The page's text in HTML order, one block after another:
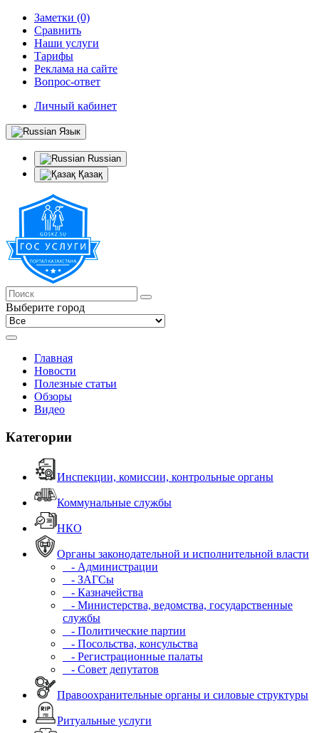
Заметки (0)
Сравнить
Наши услуги
Тарифы
Реклама на сайте
Вопрос-ответ
Личный кабинет
Язык
Russian
Қазақ
Выберите город
Главная
Новости
Полезные статьи
Обзоры
Видео
Категории
Инспекции, комиссии, контрольные органы
Коммунальные службы
НКО
Органы законодательной и исполнительной власти
- Администрации
- ЗАГСы
- Казначейства
- Министерства, ведомства, государственные
службы
- Политические партии
- Посольства, консульства
- Регистрационные палаты
- Совет депутатов
Правоохранительные органы и силовые структуры
Ритуальные услуги